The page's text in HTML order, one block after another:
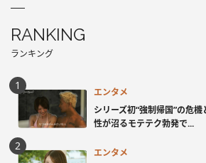
RANKING
ランキング
エンタメ
シリーズ初“強制帰国”の危
性が沼るモテテク勃発で...
エンタメ